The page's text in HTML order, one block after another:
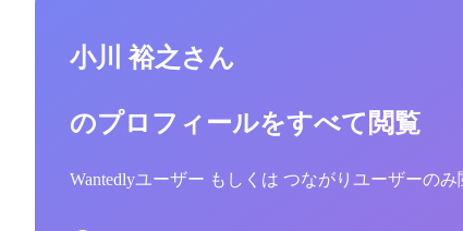
小川 裕之さん
のプロフィールをすべて閲覧
Wantedlyユーザー もしくは つながりユーザーの